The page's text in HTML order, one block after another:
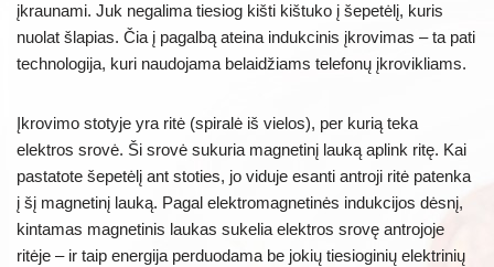
įkraunami. Juk negalima tiesiog kišti kištuko į šepetėlį, kuris
nuolat šlapias. Čia į pagalbą ateina indukcinis įkrovimas – ta pati
technologija, kuri naudojama belaidžiams telefonų įkrovikliams.
Įkrovimo stotyje yra ritė (spiralė iš vielos), per kurią teka
elektros srovė. Ši srovė sukuria magnetinį lauką aplink ritę. Kai
pastatote šepetėlį ant stoties, jo viduje esanti antroji ritė patenka
į šį magnetinį lauką. Pagal elektromagnetinės indukcijos dėsnį,
kintamas magnetinis laukas sukelia elektros srovę antrojoje
ritėje – ir taip energija perduodama be jokių tiesioginių elektrinių